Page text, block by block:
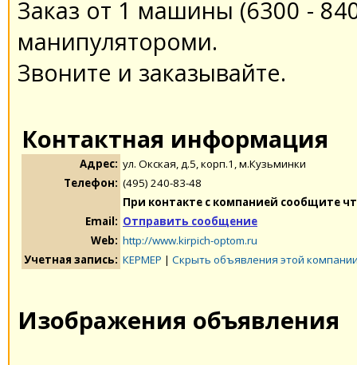
Заказ от 1 машины (6300 -
манипулятороми.
Звоните и заказывайте.
Контактная информация
Адрес: ул. Окская, д.5, корп.1, м.Кузьминки
Телефон: (495) 240-83-48
При контакте с компанией сообщите
Email: Отправить сообщение
Web: http://www.kirpich-optom.ru
Учетная запись: КЕРМЕР | Скрыть объявления этой
Изображения объявления